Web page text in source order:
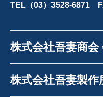
TEL（03）3528-6871
株式会社吾妻商会
株式会社吾妻製作